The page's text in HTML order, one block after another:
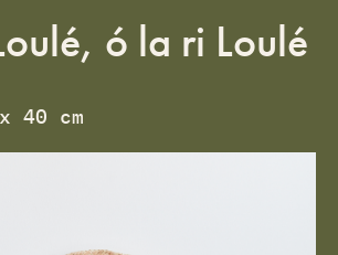
ó la ri Loulé
40 cm